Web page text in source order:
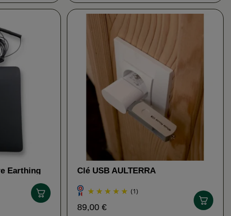
Earthing
Clé USB AULTERRA
(1)
89,00 €